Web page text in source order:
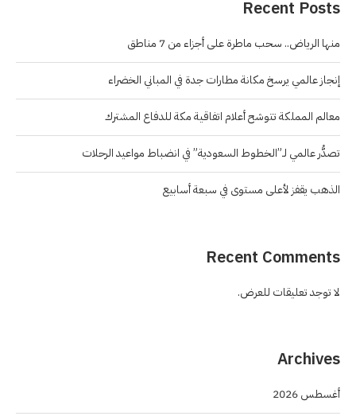
Recent Posts
منها الرياض.. سحب ماطرة على أجزاء من 7 مناطق
إنجاز عالمي يرسخ مكانة مطارات جدة في المباني الخضراء
معالم المملكة تتوشح أعلام اتفاقية مكة للدفاع المشترك
تصدُّر عالمي لـ”الخطوط السعودية” في انضباط مواعيد الرحلات
الذهب يقفز لأعلى مستوى في سبعة أسابيع
Recent Comments
لا توجد تعليقات للعرض.
Archives
أغسطس 2026